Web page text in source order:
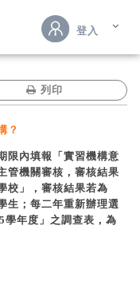
登入
列印
？
限內填報「實習機構意
管機關審核，審核結果
校」，審核結果若為
生；每二年重新辦理選
學年度」之調查表，為